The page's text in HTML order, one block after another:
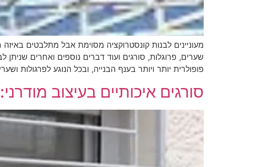
מעוניינים לבנות קונסטרוקציה מסוימת אבל מתלבטים
שערים, פרוגלות, סורגים ועוד דברים נוספים ואחרים
פופולרית יותר ויותר בענף הבנייה, ובכל הנוגע לפרגולות
סורגים איכותיים בעיצוב